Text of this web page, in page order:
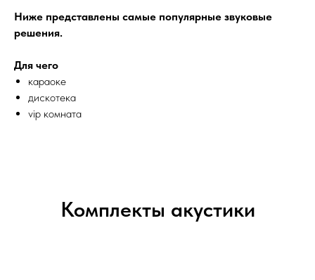
Ниже представлены самые популярные звуковые
решения.
Для чего
караоке
дискотека
vip комната
Комплекты акустики